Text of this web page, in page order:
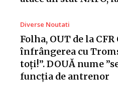
Diverse Noutati
Folha, OUT de la
înfrângerea cu
toți!”. DOUĂ nume
funcția de antrenor